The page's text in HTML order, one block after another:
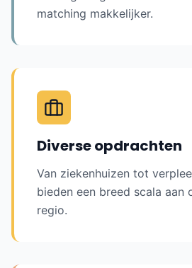
matching makkelijker.
Diverse opdrachten
Van ziekenhuizen tot
bieden een breed scala aan
regio.